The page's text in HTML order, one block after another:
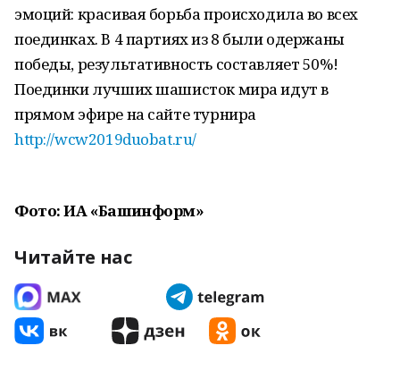
эмоций: красивая борьба происходила во всех
поединках. В 4 партиях из 8 были одержаны
победы, результативность составляет 50%!
Поединки лучших шашисток мира идут в
прямом эфире на сайте турнира
http://wcw2019duobat.ru/
Фото: ИА «Башинформ»
Читайте нас